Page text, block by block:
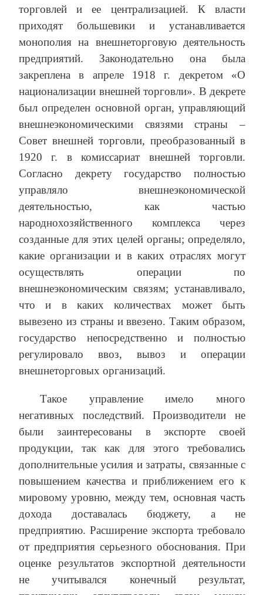
торговлей и ее централизацией. К власти
приходят большевики и устанавливается
монополия на внешнеторговую деятельность
предприятий. Законодательно она была
закреплена в апреле 1918 г. декретом «О
национализации внешней торговли». В декрете
был определен основной орган, управляющий
внешнеэкономическими связями страны –
Совет внешней торговли, преобразованный в
1920 г. в комиссариат внешней торговли.
Согласно декрету государство полностью
управляло внешнеэкономической
деятельностью, как частью
народнохозяйственного комплекса через
созданные для этих целей органы; определяло,
какие организации и в каких отраслях могут
осуществлять операции по
внешнеэкономическим связям; устанавливало,
что и в каких количествах может быть
вывезено из страны и ввезено. Таким образом,
государство непосредственно и полностью
регулировало ввоз, вывоз и операции
внешнеторговых организаций.
Такое управление имело много
негативных последствий. Производители не
были заинтересованы в экспорте своей
продукции, так как для этого требовались
дополнительные усилия и затраты, связанные с
повышением качества и приближением его к
мировому уровню, между тем, основная часть
дохода доставалась бюджету, а не
предприятию. Расширение экспорта требовало
от предприятия серьезного обоснования. При
оценке результатов экспортной деятельности
не учитывался конечный результат,